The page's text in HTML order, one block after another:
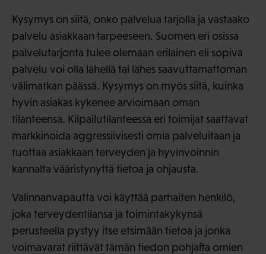
Kysymys on siitä, onko palvelua tarjolla ja vastaako
palvelu asiakkaan tarpeeseen. Suomen eri osissa
palvelutarjonta tulee olemaan erilainen eli sopiva
palvelu voi olla lähellä tai lähes saavuttamattoman
välimatkan päässä. Kysymys on myös siitä, kuinka
hyvin asiakas kykenee arvioimaan oman
tilanteensa. Kilpailutilanteessa eri toimijat saattavat
markkinoida aggressiivisesti omia palveluitaan ja
tuottaa asiakkaan terveyden ja hyvinvoinnin
kannalta vääristynyttä tietoa ja ohjausta.
Valinnanvapautta voi käyttää parhaiten henkilö,
joka terveydentilansa ja toimintakykynsä
perusteella pystyy itse etsimään tietoa ja jonka
voimavarat riittävät tämän tiedon pohjalta omien